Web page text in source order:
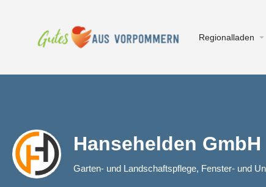
Regionalladen
Hansehelden GmbH
Garten- und Landschaftspflege, Fenster- und